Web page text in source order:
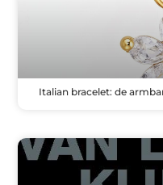
Italian bracelet: de